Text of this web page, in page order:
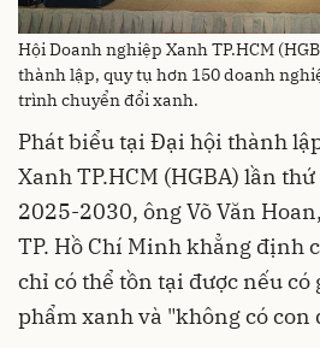
Hội Doanh nghiệp Xanh TP.HCM
thành lập, quy tụ hơn 150 doanh
trình chuyển đổi xanh.
Phát biểu tại Đại hội thành
Xanh TP.HCM (HGBA) lần
2025-2030, ông Võ Văn
TP. Hồ Chí Minh khẳng định
chỉ có thể tồn tại được nếu
phẩm xanh và "không có con